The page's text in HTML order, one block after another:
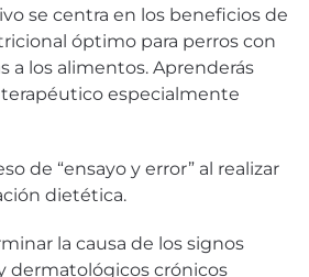
se centra en los beneficios de
óptimo para perros con
a los alimentos. Aprenderás
especialmente
de “ensayo y error” al realizar
dietética.
la causa de los signos
dermatológicos crónicos